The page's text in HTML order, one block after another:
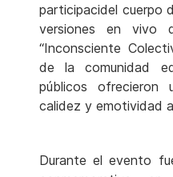
participacidel cuerpo
versiones en vivo
“Inconsciente
de la comunidad
públicos ofrecieron
calidez y emotividad
Durante el evento